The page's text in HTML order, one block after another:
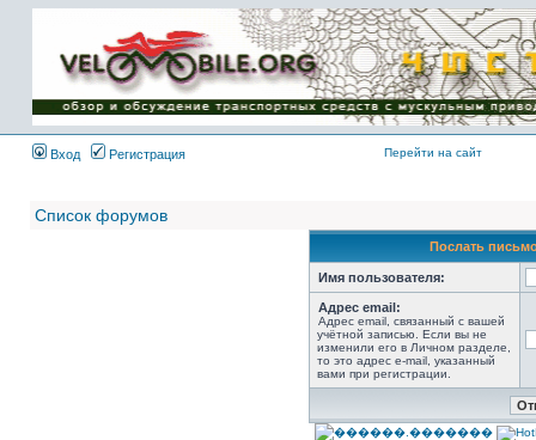
Имя пользователя:
Пароль:
{ LOG_ME_IN_SHORT
}
Вход
Регистрация Перейти на сайт
Список форумов
Послать
Имя пользователя:
Адрес email:
Адрес email, связанный с вашей
учётной записью. Если вы не
изменили его в Личном разделе,
то это адрес e-mail, указанный
вами при регистрации.